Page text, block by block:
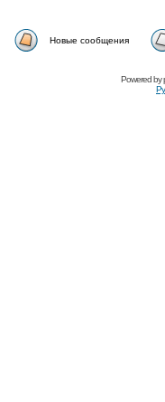
Новые сообщения
Powered by